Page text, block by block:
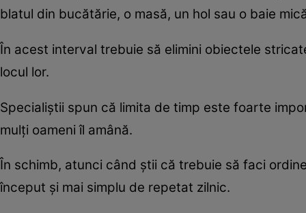
blatul din bucătărie, o masă, un hol sau o baie
În acest interval trebuie să elimini obiectele
locul lor.
Specialiștii spun că limita de timp este foarte
mulți oameni îl amână.
În schimb, atunci când știi că trebuie să faci
început și mai simplu de repetat zilnic.